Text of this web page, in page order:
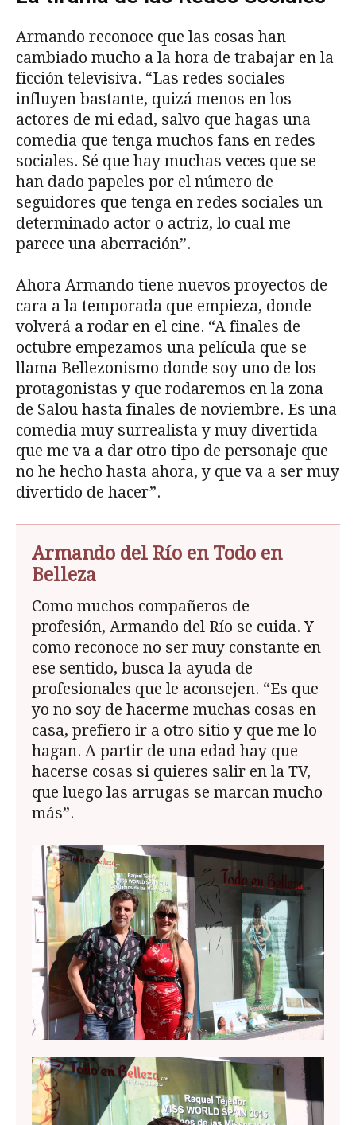
Armando reconoce que las cosas han
cambiado mucho a la hora de trabajar en la
ficción televisiva. “Las redes sociales
influyen bastante, quizá menos en los
actores de mi edad, salvo que hagas una
comedia que tenga muchos fans en redes
sociales. Sé que hay muchas veces que se
han dado papeles por el número de
seguidores que tenga en redes sociales un
determinado actor o actriz, lo cual me
parece una aberración”.
Ahora Armando tiene nuevos proyectos de
cara a la temporada que empieza, donde
volverá a rodar en el cine. “A finales de
octubre empezamos una película que se
llama Bellezonismo donde soy uno de los
protagonistas y que rodaremos en la zona
de Salou hasta finales de noviembre. Es una
comedia muy surrealista y muy divertida
que me va a dar otro tipo de personaje que
no he hecho hasta ahora, y que va a ser muy
divertido de hacer”.
Armando del Río en Todo en
Belleza
Como muchos compañeros de
profesión, Armando del Río se cuida. Y
como reconoce no ser muy constante en
ese sentido, busca la ayuda de
profesionales que le aconsejen. “Es que
yo no soy de hacerme muchas cosas en
casa, prefiero ir a otro sitio y que me lo
hagan. A partir de una edad hay que
hacerse cosas si quieres salir en la TV,
que luego las arrugas se marcan mucho
más”.